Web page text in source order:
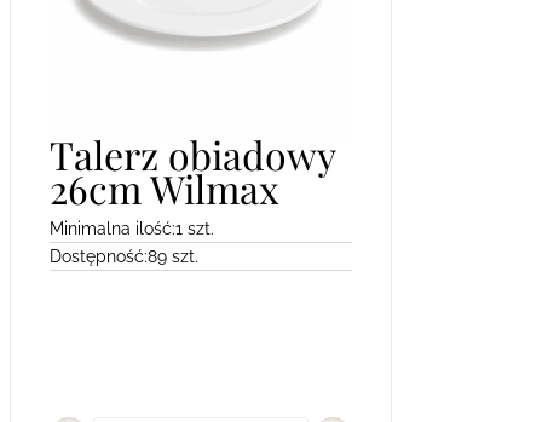
Talerz obiadowy
26cm Wilmax
Minimalna ilość:1 szt.
Dostępność:89 szt.